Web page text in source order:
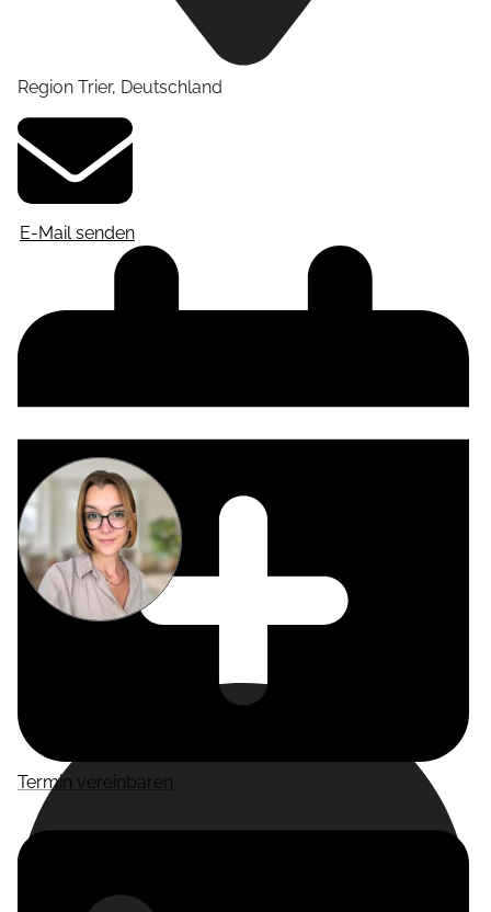
Region Trier, Deutschland
E-Mail senden
Termin vereinbaren